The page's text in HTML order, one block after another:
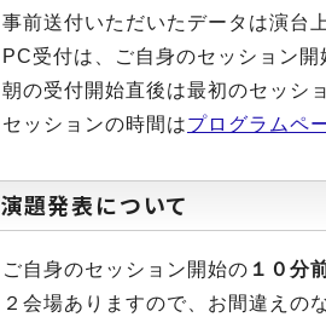
事前送付いただいたデータは演台
PC受付は、ご自身のセッション
朝の受付開始直後は最初のセッシ
セッションの時間はプログラムペ
演題発表について
ご自身のセッション開始の １０分
２会場ありますので、お間違えの